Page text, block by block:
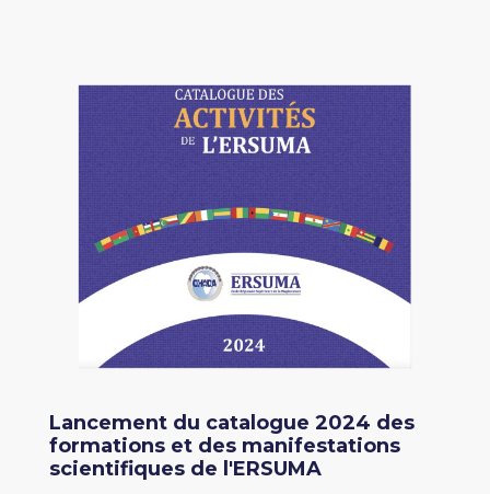
Lancement du catalogue 2024 des
formations et des manifestations
scientifiques de l'ERSUMA